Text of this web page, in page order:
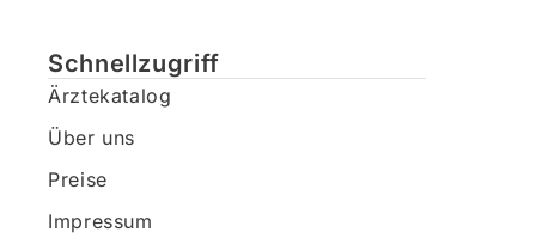
Schnellzugriff
Ärztekatalog
Über uns
Preise
Impressum